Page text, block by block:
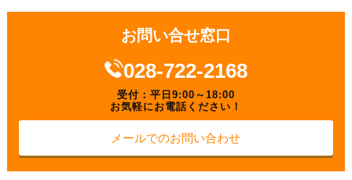
お問い合せ窓口
028-722-2168
受付：平日9:00～18:00
お気軽にお電話ください！
メールでのお問い合わせ